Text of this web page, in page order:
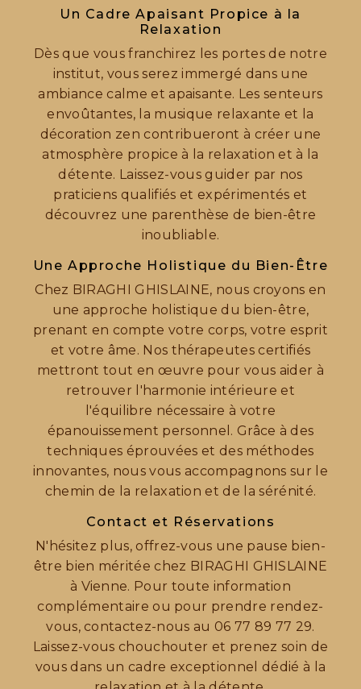
Un Cadre Apaisant Propice à la
Relaxation
Dès que vous franchirez les portes de notre
institut, vous serez immergé dans une
ambiance calme et apaisante. Les senteurs
envoûtantes, la musique relaxante et la
décoration zen contribueront à créer une
atmosphère propice à la relaxation et à la
détente. Laissez-vous guider par nos
praticiens qualifiés et expérimentés et
découvrez une parenthèse de bien-être
inoubliable.
Une Approche Holistique du Bien-Être
Chez BIRAGHI GHISLAINE, nous croyons en
une approche holistique du bien-être,
prenant en compte votre corps, votre esprit
et votre âme. Nos thérapeutes certifiés
mettront tout en œuvre pour vous aider à
retrouver l'harmonie intérieure et
l'équilibre nécessaire à votre
épanouissement personnel. Grâce à des
techniques éprouvées et des méthodes
innovantes, nous vous accompagnons sur le
chemin de la relaxation et de la sérénité.
Contact et Réservations
N'hésitez plus, offrez-vous une pause bien-
être bien méritée chez BIRAGHI GHISLAINE
à Vienne. Pour toute information
complémentaire ou pour prendre rendez-
vous, contactez-nous au 06 77 89 77 29.
Laissez-vous chouchouter et prenez soin de
vous dans un cadre exceptionnel dédié à la